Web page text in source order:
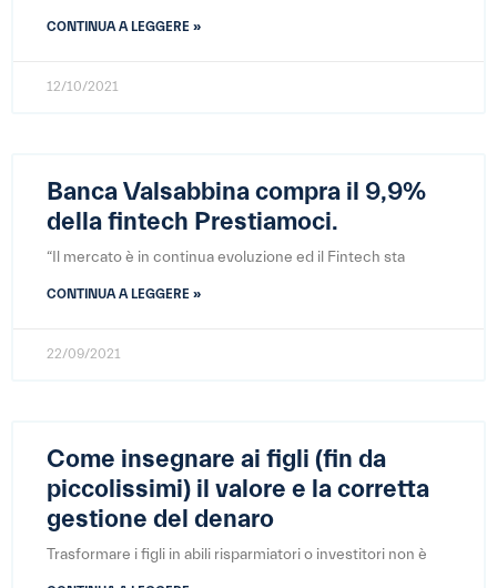
CONTINUA A LEGGERE »
12/10/2021
Banca Valsabbina compra il 9,9%
della fintech Prestiamoci.
“Il mercato è in continua evoluzione ed il Fintech sta
CONTINUA A LEGGERE »
22/09/2021
Come insegnare ai figli (fin da
piccolissimi) il valore e la corretta
gestione del denaro
Trasformare i figli in abili risparmiatori o investitori non è